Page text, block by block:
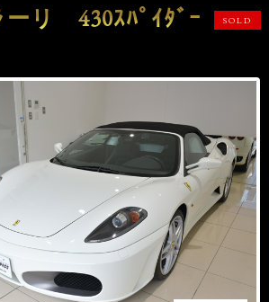
ーリ 430ｽﾊﾟｲﾀﾞｰ SOLD